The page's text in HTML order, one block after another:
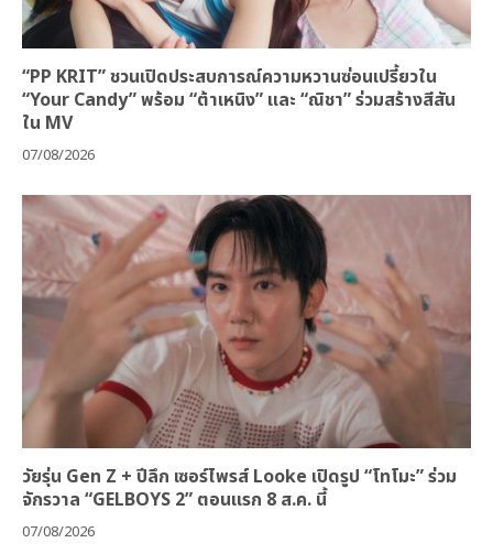
“PP KRIT” ชวนเปิดประสบการณ์ความหวานซ่อนเปรี้ยวใน
“Your Candy” พร้อม “ต้าเหนิง” และ “ณิชา” ร่วมสร้างสีสัน
ใน MV
07/08/2026
วัยรุ่น Gen Z + ปีลึก เซอร์ไพรส์ Looke เปิดรูป “โทโมะ” ร่วม
จักรวาล “GELBOYS 2” ตอนแรก 8 ส.ค. นี้
07/08/2026